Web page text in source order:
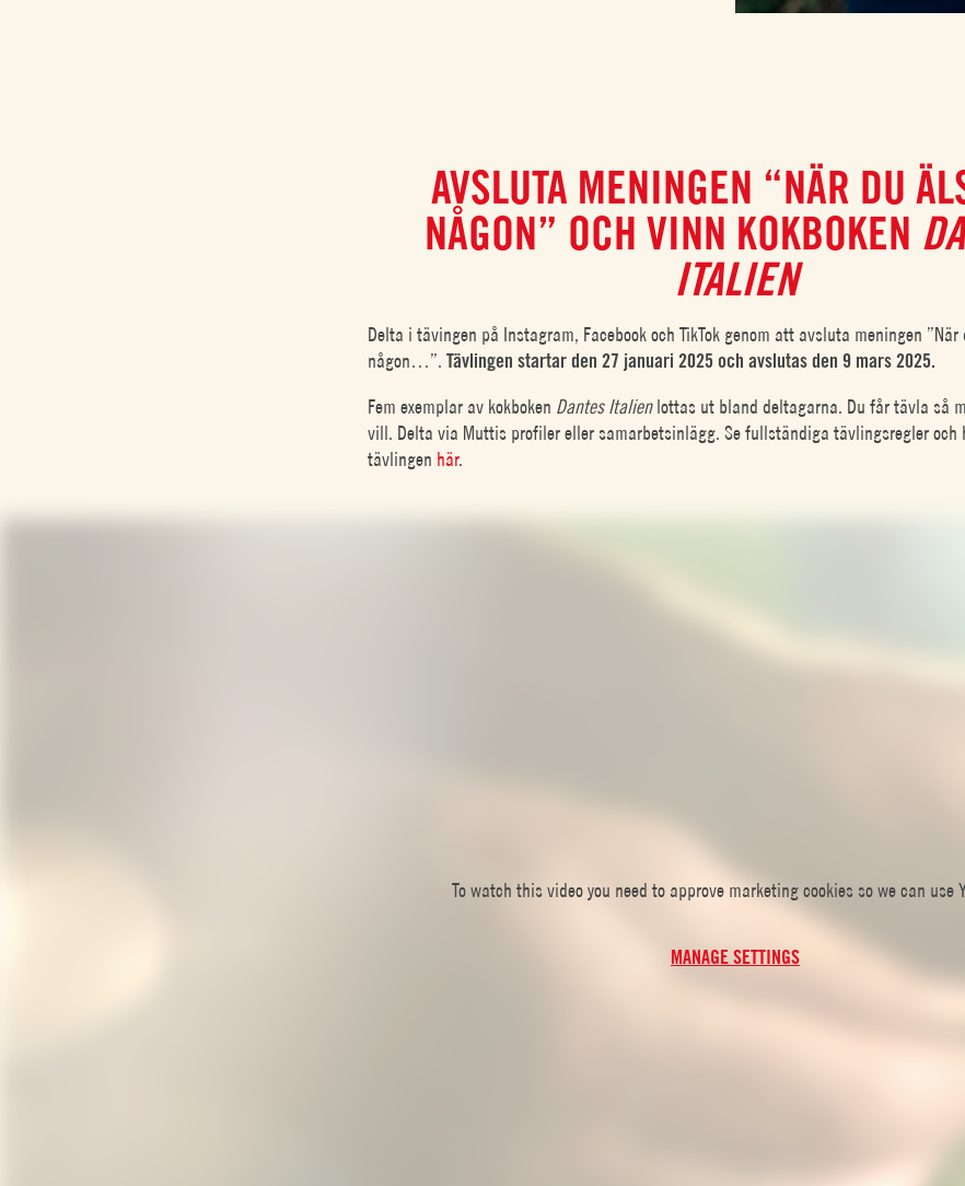
AVSLUTA MENINGEN “NÄR DU
NÅGON” OCH VINN KOKBOKEN
ITALIEN
Delta i tävingen på Instagram, Facebook och TikTok genom att avsluta meningen
någon…”. Tävlingen startar den 27 januari 2025 och avslutas den 9 mars 2025.
Fem exemplar av kokboken Dantes Italienlottas ut bland deltagarna. Du får tävla så
vill. Delta via Muttis profiler eller samarbetsinlägg. Se fullständiga tävlingsregler
tävlingen här.
To watch this video you need to approve marketing cookies so we can use
MANAGE SETTINGS